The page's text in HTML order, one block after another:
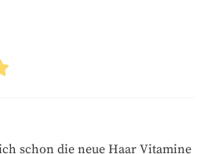
schon die neue Haar Vitamine